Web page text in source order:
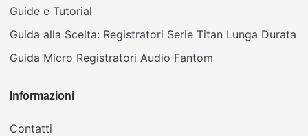
Guide e Tutorial
Guida alla Scelta: Registratori Serie Titan Lunga Durata
Guida Micro Registratori Audio Fantom
Informazioni
Contatti